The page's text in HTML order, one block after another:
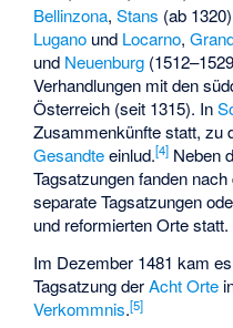
Bellinzona,Stans (ab
Lugano und Locarno,
und Neuenburg
Verhandlungen mit den
Österreich (seit 1315). In
Zusammenkünfte statt, zu
Gesandteeinlud.[4] Neben
Tagsatzungen fanden nach
separate Tagsatzungen
und reformierten Orte statt.
Im Dezember 1481 kam
Tagsatzung derAcht Orte
Verkommnis.[5]